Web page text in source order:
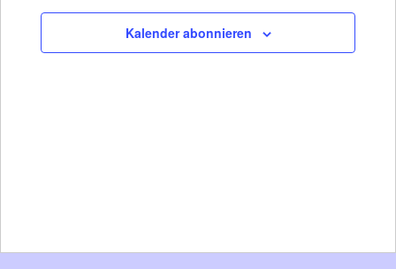
Kalender abonnieren